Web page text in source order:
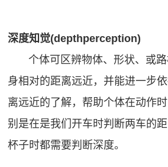
深度知觉(depthperception)
个体可区辨物体、形状、或路
身相对的距离远近，并能进一步
离远近的了解，帮助个体在动作
别是在是我们开车时判断两车的
杯子时都需要判断深度。